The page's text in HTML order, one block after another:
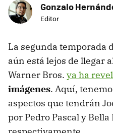
Gonzalo
Editor
La segunda temporada
aún está lejos de llegar
Warner Bros. ya ha
imágenes. Aquí,
aspectos que tendrán
por Pedro Pascal y Bella